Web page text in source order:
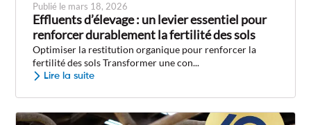
Publié le mars 18, 2026
Effluents d’élevage : un levier essentiel pour
renforcer durablement la fertilité des sols
Optimiser la restitution organique pour renforcer la
fertilité des sols Transformer une con...
Lire la suite